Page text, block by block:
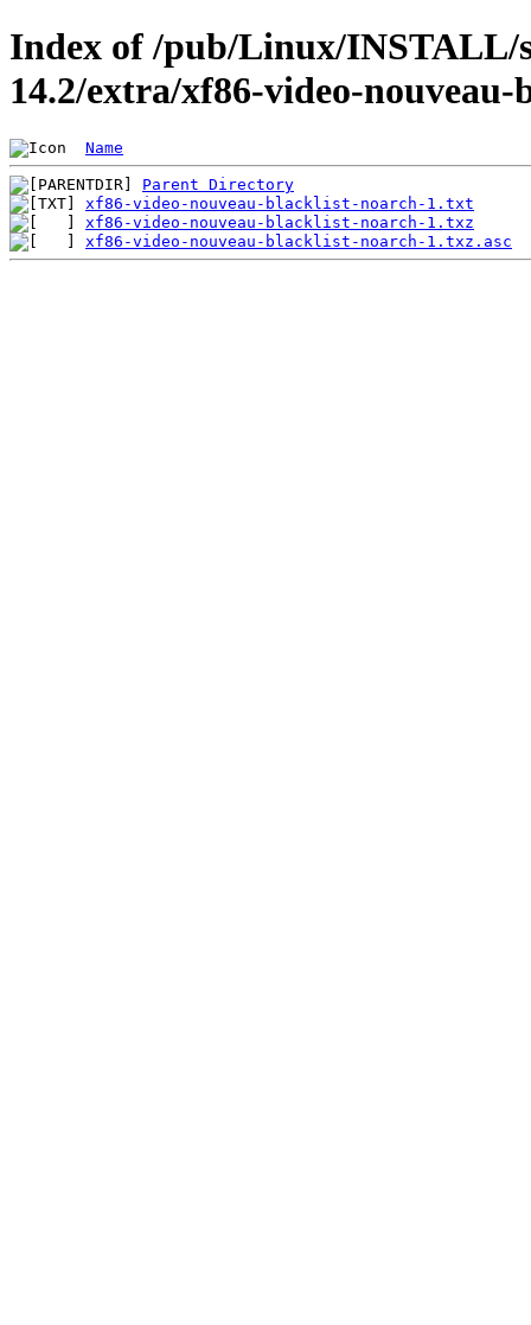
Index of /pub/Linux/INSTALL/
14.2/extra/xf86-video-
Name
Parent Directory
xf86-video-nouveau-blacklist-noarch-1.txt
xf86-video-nouveau-blacklist-noarch-1.txz
xf86-video-nouveau-blacklist-noarch-1.txz.asc